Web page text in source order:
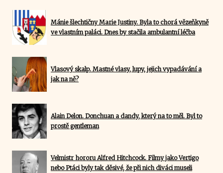
Mánie šlechtičny Marie Justiny. Byla to chorá vězeňkyně
ve vlastním paláci. Dnes by stačila ambulantní léčba
Vlasový skalp. Mastné vlasy, lupy, jejich vypadávání a
jak na ně?
Alain Delon. Donchuan a dandy, který na to měl. Byl to
prostě gentleman
Velmistr hororu Alfred Hitchcock. Filmy jako Vertigo
nebo Ptáci byly tak děsivé, že při nich diváci museli